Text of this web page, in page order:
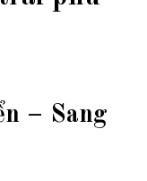
– Sang